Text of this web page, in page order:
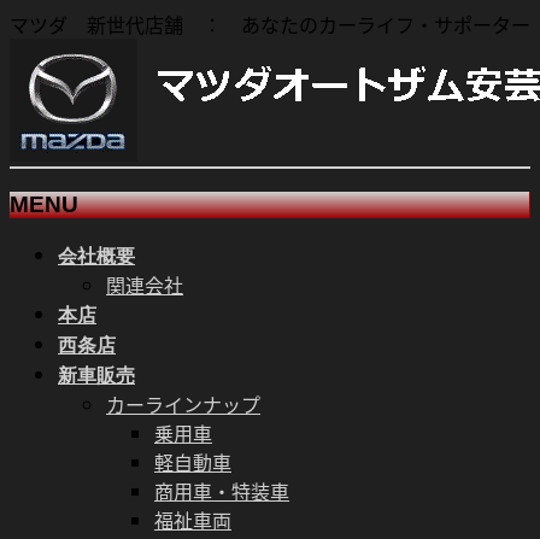
マツダ 新世代店舗 ： あなたのカーライフ・サポーター
MENU
会社概要
関連会社
本店
西条店
新車販売
カーラインナップ
乗用車
軽自動車
商用車・特装車
福祉車両